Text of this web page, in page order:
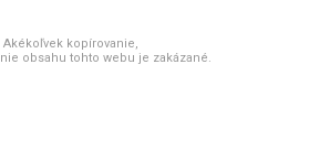
Akékoľvek kopírovanie,
obsahu tohto webu je zakázané.